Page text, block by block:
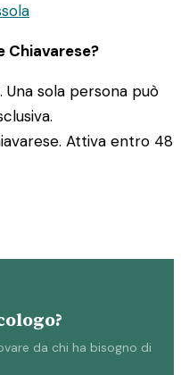
Chiavarese?
sola persona può
Attiva entro 48
da chi ha bisogno di